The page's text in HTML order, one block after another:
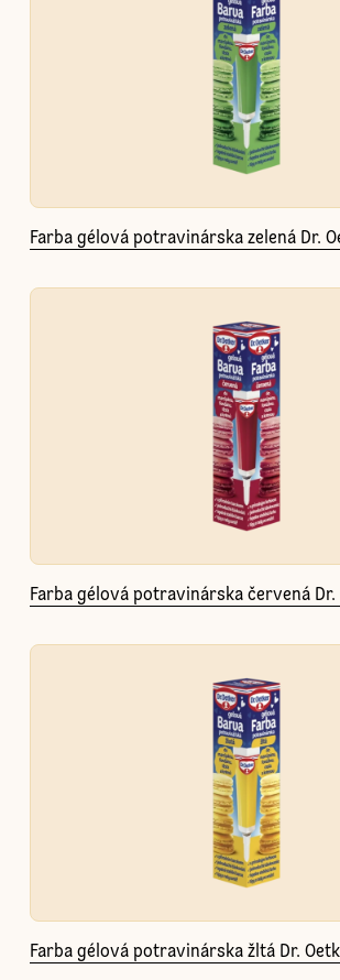
Farba gélová potravinárska zelená Dr.
Farba gélová potravinárska červená Dr.
Farba gélová potravinárska žltá Dr.